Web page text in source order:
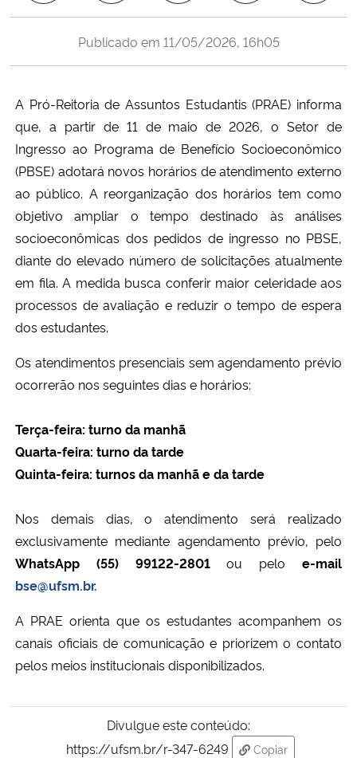
Ministério de Minas e Energia
Ministério do Turismo
Ministério do Desenvolvimento Regional
Controladoria-Geral da União
Secretaria-Geral
Secretaria de Governo
Gabinete de Segurança Institucional
Advocacia-Geral da União
Banco Central do Brasil
Publicado em 11/05/2026, 16h05
A Pró-Reitoria de Assuntos Estudantis (PRAE) informa
que, a partir de 11 de maio de 2026, o Setor de
Ingresso ao Programa de Benefício Socioeconômico
(PBSE) adotará novos horários de atendimento externo
ao público. A reorganização dos horários tem como
objetivo ampliar o tempo destinado às análises
socioeconômicas dos pedidos de ingresso no PBSE,
diante do elevado número de solicitações atualmente
em fila. A medida busca conferir maior celeridade aos
processos de avaliação e reduzir o tempo de espera
dos estudantes.
Os atendimentos presenciais sem agendamento prévio
ocorrerão nos seguintes dias e horários:
Terça-feira: turno da manhã
Quarta-feira: turno da tarde
Quinta-feira: turnos da manhã e da tarde
Nos demais dias, o atendimento será realizado
exclusivamente mediante agendamento prévio, pelo
WhatsApp (55) 99122-2801ou peloe-mail
bse@ufsm.br.
A PRAE orienta que os estudantes acompanhem os
canais oficiais de comunicação e priorizem o contato
pelos meios institucionais disponibilizados.
Divulgue este conteúdo:
https://ufsm.br/r-347-6249
Copiar